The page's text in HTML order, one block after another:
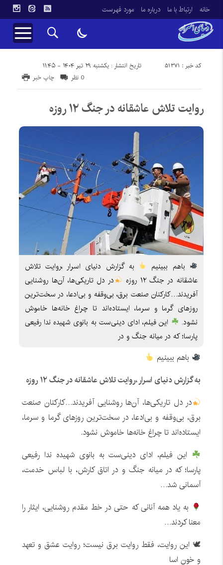
خانه ارتباط با ما درباره ما مورد فهرست
تاریخ انتشار : یکشنبه ۲۹ تیر ۱۴۰۴ - ۱۱:۴۵ کد خبر : 51371
چاپ خبر 0 نظر
روایت تلاش عاشقانه در جنگ ۱۲ روزه
باهم ببینیم
به گزارش دنیای اسرار ،روایت تلاش
عاشقانه در جنگ ۱۲ روزه
در دل تاریکی‌ها، آن‌ها روشنایی
آفریدند…کارکنان صنعت برق، بی‌وقفه و بی‌ادعا، در سخت‌ترین
روزهای گرما و سرما، ایستاده‌اند تا چراغ خانه‌ها خاموش
نشود.
این فیلم، ادای دینی‌ست به بانوی شهیده ندا رفیعی
پارسا؛ که در میانه‌ جنگ و در
باهم ببینیم
به گزارش دنیای اسرار ،روایت تلاش عاشقانه در جنگ ۱۲ روزه
در دل تاریکی‌ها، آن‌ها روشنایی آفریدند…کارکنان صنعت
برق، بی‌وقفه و بی‌ادعا، در سخت‌ترین روزهای گرما و سرما،
ایستاده‌اند تا چراغ خانه‌ها خاموش نشود.
این فیلم، ادای دینی‌ست به بانوی شهیده ندا رفیعی
پارسا؛ که در میانه‌ جنگ و در اتاق کارش، با لباس خدمت،
آسمانی شد…
به یاد همه آنانی که حتی در خط مقدم روشنایی، ایثار را
معنا کردند…
🕊 این روایت، فقط روایت برق نیست؛ روایت عشق و تعهد
و خون اسا